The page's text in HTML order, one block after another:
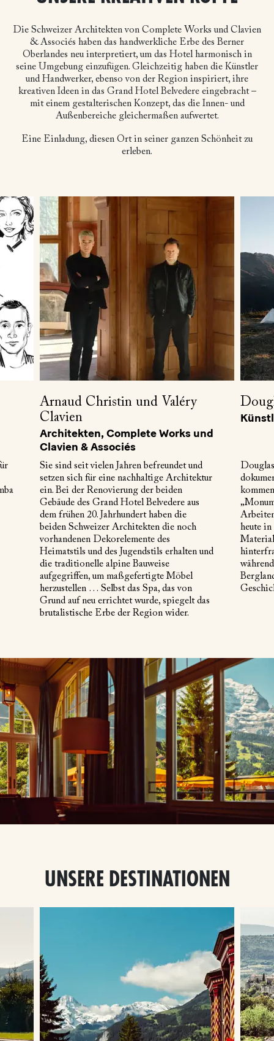
Die Schweizer Architekten von Complete Works und Clavien
& Associés haben das handwerkliche Erbe des Berner
Oberlandes neu interpretiert, um das Hotel harmonisch in
seine Umgebung einzufügen. Gleichzeitig haben die Künstler
und Handwerker, ebenso von der Region inspiriert, ihre
kreativen Ideen in das Grand Hotel Belvedere eingebracht –
mit einem gestalterischen Konzept, das die Innen- und
Außenbereiche gleichermaßen aufwertet.
Eine Einladung, diesen Ort in seiner ganzen Schönheit zu
erleben.
Arnaud Christin und Valéry
Clavien
Architekten, Complete Works und
Clavien & Associés
Sie sind seit vielen Jahren befreundet und
setzen sich für eine nachhaltige Architektur
ein. Bei der Renovierung der beiden
Gebäude des Grand Hotel Belvedere aus
dem frühen 20. Jahrhundert haben die
beiden Schweizer Architekten die noch
vorhandenen Dekorelemente des
Heimatstils und des Jugendstils erhalten und
die traditionelle alpine Bauweise
aufgegriffen, um maßgefertigte Möbel
herzustellen … Selbst das Spa, das von
Grund auf neu errichtet wurde, spiegelt das
brutalistische Erbe der Region wider.
heute
UNSERE DESTINATIONEN